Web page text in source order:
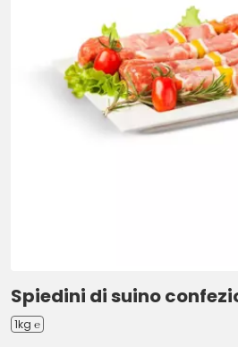
Spiedini di suino
1kg ℮